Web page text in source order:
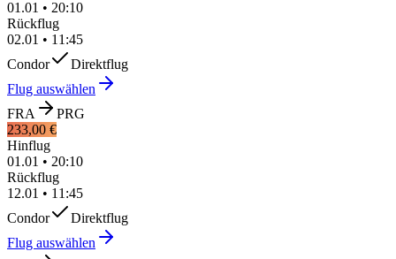
01.01 • 20:10
Rückflug
02.01 • 11:45
Condor
Direktflug
Flug auswählen
FRA
PRG
233,00 €
Hinflug
01.01 • 20:10
Rückflug
12.01 • 11:45
Condor
Direktflug
Flug auswählen